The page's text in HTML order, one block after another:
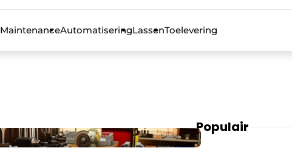
MaintenanceAutomatiseringLassenToelevering
Populair